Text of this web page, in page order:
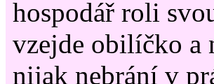
hospodář roli
vzejde obilíčko a
nijak nebrání v